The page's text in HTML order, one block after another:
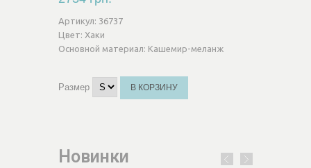
Артикул: 36737
Цвет: Хаки
Основной материал: Кашемир-меланж
Размер В КОРЗИНУ
Новинки